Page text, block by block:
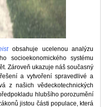
obsahuje ucelenou analýzu
socioekonomického systému
Zároveň ukazuje náš současný
a vytvoření spravedlivé a
z našich vědeckotechnických
hlubšího porozumění
jistou části populace, která